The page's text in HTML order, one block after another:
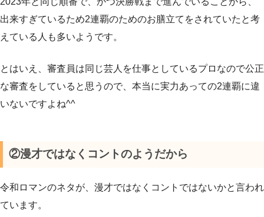
出来すぎているため2連覇のためのお膳立てをされていたと考
えている人も多いようです。
とはいえ、審査員は同じ芸人を仕事としているプロなので公正
な審査をしていると思うので、本当に実力あっての2連覇に違
いないですよね^^
②漫才ではなくコントのようだから
令和ロマンのネタが、漫才ではなくコントではないかと言われ
ています。